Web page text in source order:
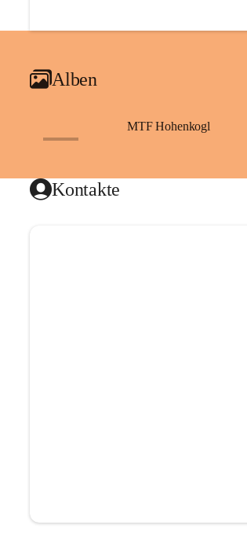
Alben
MTF Hohenkogl
Kontakte